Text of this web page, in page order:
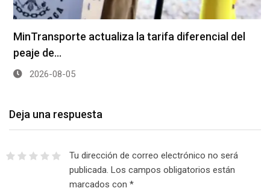
MinTransporte actualiza la tarifa diferencial del
peaje de…
2026-08-05
Deja una respuesta
Tu dirección de correo electrónico no será
publicada. Los campos obligatorios están
marcados con *